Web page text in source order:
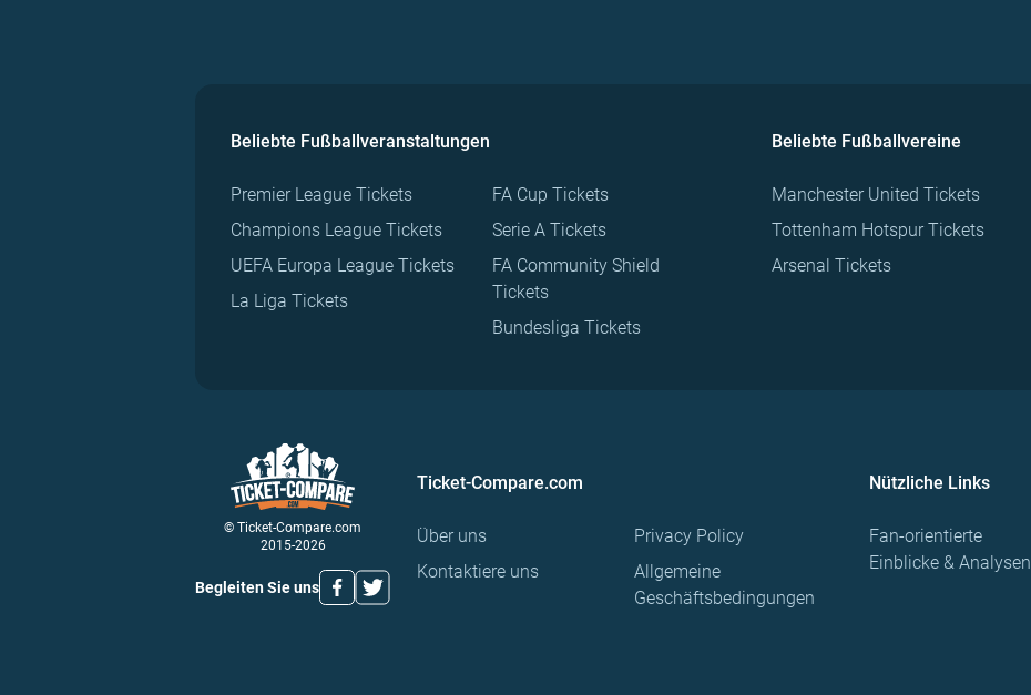
Beliebte Fußballveranstaltungen
Premier League Tickets
Champions League Tickets
UEFA Europa League Tickets
La Liga Tickets
FA Cup Tickets
Serie A Tickets
FA Community Shield
Tickets
Bundesliga Tickets
Beliebte Fußballvereine
Manchester United Tickets
Tottenham Hotspur Tickets
Arsenal Tickets
© Ticket-Compare.com
2015-2026
Begleiten Sie uns
Ticket-Compare.com
Über uns
Kontaktiere uns
Privacy Policy
Allgemeine
Geschäftsbedingungen
Nützliche Links
Fan-orientierte
Einblicke & Analysen